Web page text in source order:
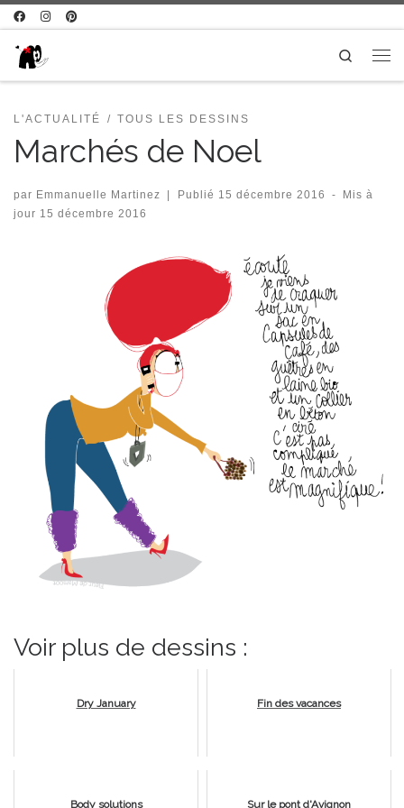
Passer au contenu
Search
L'ACTUALITÉ TOUS LES DESSINS
Marchés de Noel
par Emmanuelle Martinez | Publié 15 décembre 2016 -
Mis à
jour 15 décembre 2016
Voir plus de dessins :
Dry January Fin des vacances
Body solutions Sur le pont d'Avignon